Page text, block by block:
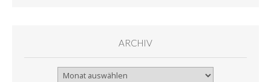
ARCHIV
Archiv